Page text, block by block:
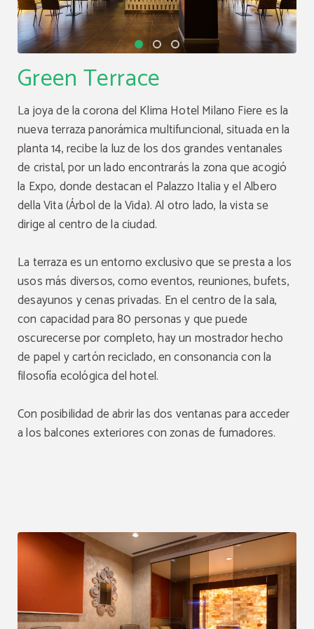
Green Terrace
La joya de la corona del Klima Hotel Milano Fiere es la
nueva terraza panorámica multifuncional, situada en la
planta 14, recibe la luz de los dos grandes ventanales
de cristal, por un lado encontrarás la zona que acogió
la Expo, donde destacan el Palazzo Italia y el Albero
della Vita (Árbol de la Vida). Al otro lado, la vista se
dirige al centro de la ciudad.
La terraza es un entorno exclusivo que se presta a los
usos más diversos, como eventos, reuniones, bufets,
desayunos y cenas privadas. En el centro de la sala,
con capacidad para 80 personas y que puede
oscurecerse por completo, hay un mostrador hecho
de papel y cartón reciclado, en consonancia con la
filosofía ecológica del hotel.
Con posibilidad de abrir las dos ventanas para acceder
a los balcones exteriores con zonas de fumadores.